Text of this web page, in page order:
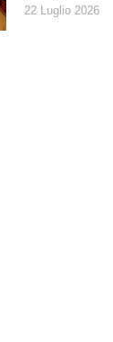
22 Luglio 2026